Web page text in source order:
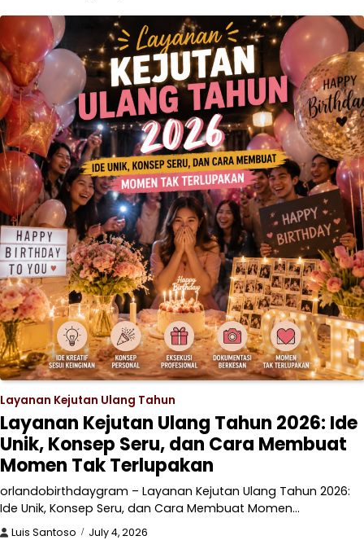
Layanan Kejutan Ulang Tahun
Layanan Kejutan Ulang Tahun 2026: Ide
Unik, Konsep Seru, dan Cara Membuat
Momen Tak Terlupakan
orlandobirthdaygram – Layanan Kejutan Ulang Tahun 2026:
Ide Unik, Konsep Seru, dan Cara Membuat Momen…
Luis Santoso July 4, 2026